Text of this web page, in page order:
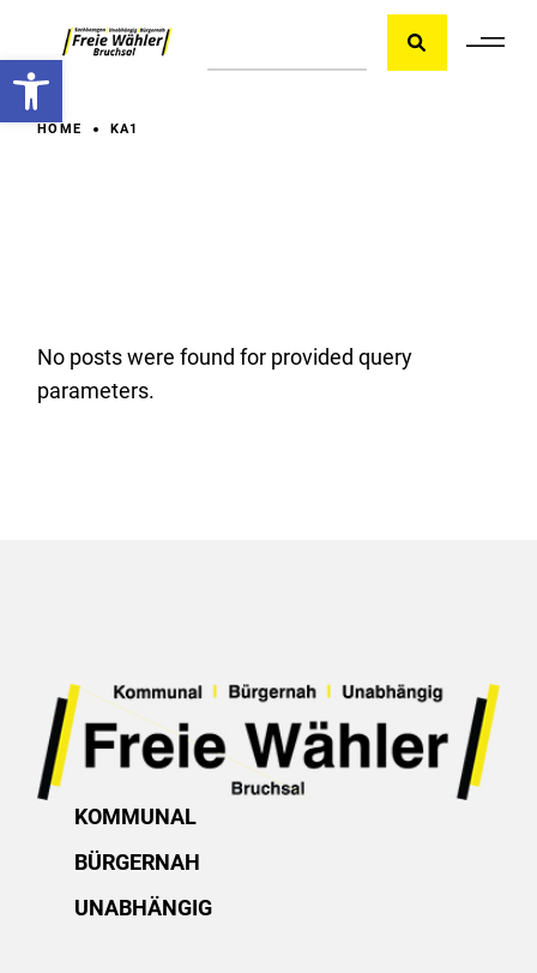
Werkzeugleiste öffnen
content
HOME KA1
No posts were found for provided query
parameters.
KOMMUNAL
BÜRGERNAH
UNABHÄNGIG